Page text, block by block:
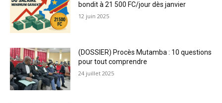
bondit à 21 500 FC/jour dès janvier
12 juin 2025
(DOSSIER) Procès Mutamba : 10 questions
pour tout comprendre
24 juillet 2025